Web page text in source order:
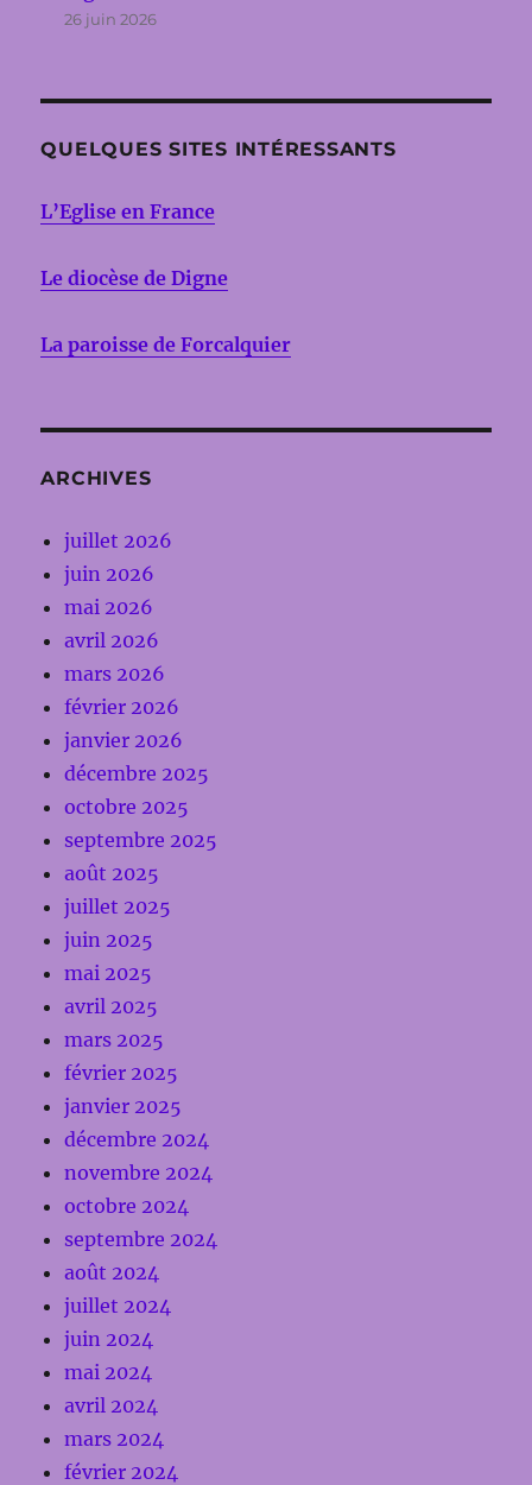
26 juin 2026
QUELQUES SITES INTÉRESSANTS
L’Eglise en France
Le diocèse de Digne
La paroisse de Forcalquier
ARCHIVES
juillet 2026
juin 2026
mai 2026
avril 2026
mars 2026
février 2026
janvier 2026
décembre 2025
octobre 2025
septembre 2025
août 2025
juillet 2025
juin 2025
mai 2025
avril 2025
mars 2025
février 2025
janvier 2025
décembre 2024
novembre 2024
octobre 2024
septembre 2024
août 2024
juillet 2024
juin 2024
mai 2024
avril 2024
mars 2024
février 2024